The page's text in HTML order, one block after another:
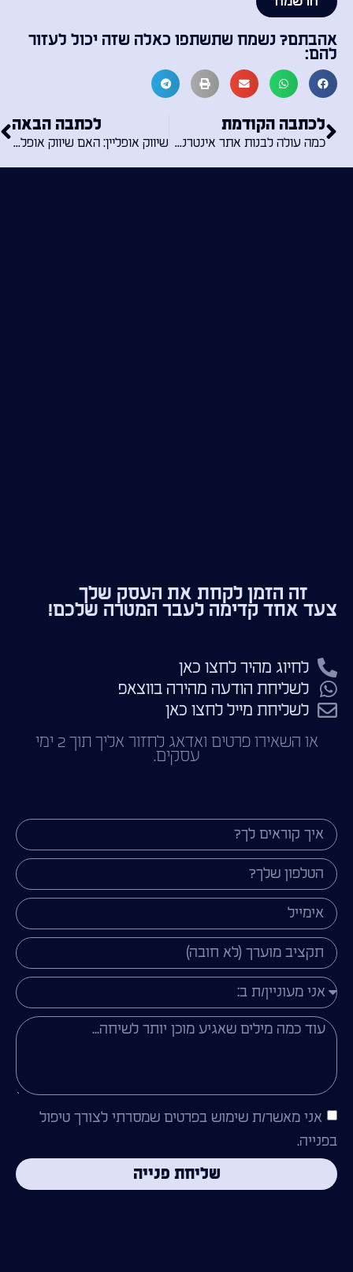
אהבתם? נשמח שתשתפו כאלה שזה יכול לעזור
להם:
לכתבה הקודמת
כמה עולה לבנות אתר אינטרנט: מחירים, פירוטים ועוד!
לכתבה הבאה
שיווק אופליין: האם שיווק אופליין עדיין חי? או כולם משווקים באינטרנט?
זה הזמן לקחת את העסק שלך
צעד אחד קדימה לעבר המטרה שלכם!
או השאירו פרטים ואדאג לחזור אליך תוך 2 ימי
עסקים.
לחיוג מהיר לחצו כאן
לשליחת הודעה מהירה בווצאפ
לשליחת מייל לחצו כאן
אני מאשר/ת שימוש בפרטים שמסרתי לצורך טיפול
בפנייה.
שליחת פנייה